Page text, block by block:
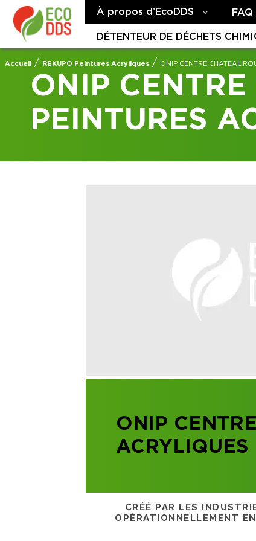
À propos d’EcoDDS FAQ
DÉTENTEUR DE DÉCHETS
Accueil / REKUPO Peintures Acryliques / ONIP CENTRE
ONIP
PEINTURES
ONIP
ACRYLIQUES
CRÉÉ PAR LES
OPÉRATIONNELLEMENT